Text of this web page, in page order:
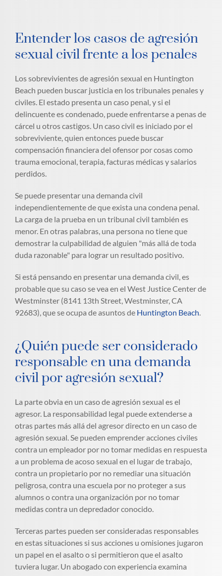
Entender los casos de agresión
sexual civil frente a los penales
Los sobrevivientes de agresión sexual en Huntington
Beach pueden buscar justicia en los tribunales penales y
civiles. El estado presenta un caso penal, y si el
delincuente es condenado, puede enfrentarse a penas de
cárcel u otros castigos. Un caso civil es iniciado por el
sobreviviente, quien entonces puede buscar
compensación financiera del ofensor por cosas como
trauma emocional, terapia, facturas médicas y salarios
perdidos.
Se puede presentar una demanda civil
independientemente de que exista una condena penal.
La carga de la prueba en un tribunal civil también es
menor. En otras palabras, una persona no tiene que
demostrar la culpabilidad de alguien "más allá de toda
duda razonable" para lograr un resultado positivo.
Si está pensando en presentar una demanda civil, es
probable que su caso se vea en el West Justice Center de
Westminster (8141 13th Street, Westminster, CA
92683), que se ocupa de asuntos de Huntington Beach.
¿Quién puede ser considerado
responsable en una demanda
civil por agresión sexual?
La parte obvia en un caso de agresión sexual es el
agresor. La responsabilidad legal puede extenderse a
otras partes más allá del agresor directo en un caso de
agresión sexual. Se pueden emprender acciones civiles
contra un empleador por no tomar medidas en respuesta
a un problema de acoso sexual en el lugar de trabajo,
contra un propietario por no remediar una situación
peligrosa, contra una escuela por no proteger a sus
alumnos o contra una organización por no tomar
medidas contra un depredador conocido.
Terceras partes pueden ser consideradas responsables
en estas situaciones si sus acciones u omisiones jugaron
un papel en el asalto o si permitieron que el asalto
tuviera lugar. Un abogado con experiencia examina